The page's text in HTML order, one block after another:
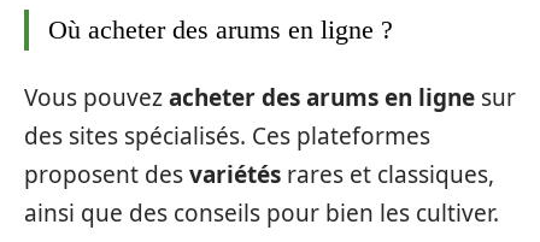
Où acheter des arums en ligne ?
Vous pouvezacheter des arums en ligne sur
des sites spécialisés. Ces plateformes
proposent desvariétés rares et classiques,
ainsi que des conseils pour bien les cultiver.